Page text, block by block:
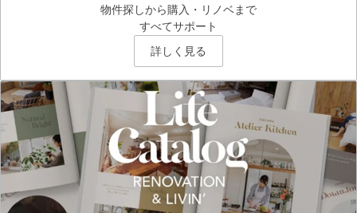
物件探しから購入・リノベまで
すべてサポート
詳しく見る